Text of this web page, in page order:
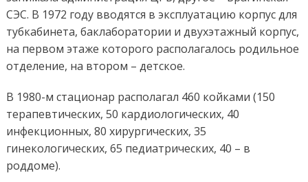
СЭС. В 1972 году вводятся в эксплуатацию корпус для
тубкабинета, баклаборатории и двухэтажный корпус,
на первом этаже которого располагалось родильное
отделение, на втором – детское.
В 1980-м стационар располагал 460 койками (150
терапевтических, 50 кардиологических, 40
инфекционных, 80 хирургических, 35
гинекологических, 65 педиатрических, 40 – в
роддоме).